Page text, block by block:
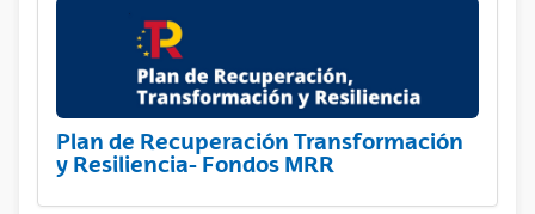
Plan de Recuperación Transformación
y Resiliencia- Fondos MRR